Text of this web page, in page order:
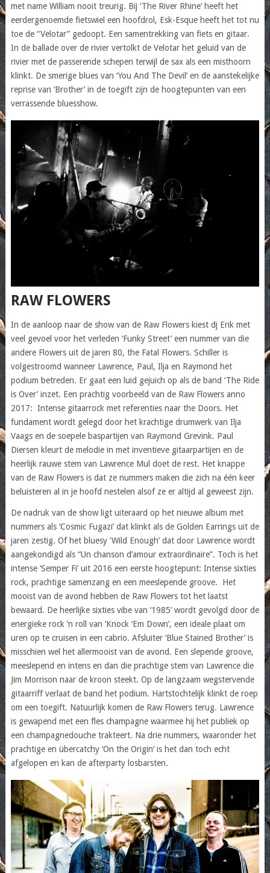
met name William nooit treurig. Bij ‘The River Rhine’ heeft het
eerdergenoemde fietswiel een hoofdrol, Esk-Esque heeft het tot nu
toe de “Velotar” gedoopt. Een samentrekking van fiets en gitaar.
In de ballade over de rivier vertolkt de Velotar het geluid van de
rivier met de passerende schepen terwijl de sax als een misthoorn
klinkt. De smerige blues van ‘You And The Devil’ en de aanstekelijke
reprise van ‘Brother’ in de toegift zijn de hoogtepunten van een
verrassende bluesshow.
RAW FLOWERS
In de aanloop naar de show van de Raw Flowers kiest dj Erik met
veel gevoel voor het verleden ‘Funky Street’ een nummer van die
andere Flowers uit de jaren 80, the Fatal Flowers. Schiller is
volgestroomd wanneer Lawrence, Paul, Ilja en Raymond het
podium betreden. Er gaat een luid gejuich op als de band ‘The Ride
is Over’ inzet. Een prachtig voorbeeld van de Raw Flowers anno
2017: Intense gitaarrock met referenties naar the Doors. Het
fundament wordt gelegd door het krachtige drumwerk van Ilja
Vaags en de soepele baspartijen van Raymond Grevink. Paul
Diersen kleurt de melodie in met inventieve gitaarpartijen en de
heerlijk rauwe stem van Lawrence Mul doet de rest. Het knappe
van de Raw Flowers is dat ze nummers maken die zich na één keer
beluisteren al in je hoofd nestelen alsof ze er altijd al geweest zijn.
De nadruk van de show ligt uiteraard op het nieuwe album met
nummers als ‘Cosmic Fugazi’ dat klinkt als de Golden Earrings uit de
jaren zestig. Of het bluesy ‘Wild Enough’ dat door Lawrence wordt
aangekondigd als “Un chanson d’amour extraordinaire”. Toch is het
intense ‘Semper Fi’ uit 2016 een eerste hoogtepunt: Intense sixties
rock, prachtige samenzang en een meeslepende groove. Het
mooist van de avond hebben de Raw Flowers tot het laatst
bewaard. De heerlijke sixties vibe van ‘1985’ wordt gevolgd door de
energieke rock ’n roll van ‘Knock ‘Em Down’, een ideale plaat om
uren op te cruisen in een cabrio. Afsluiter ‘Blue Stained Brother’ is
misschien wel het allermooist van de avond. Een slepende groove,
meeslepend en intens en dan die prachtige stem van Lawrence die
Jim Morrison naar de kroon steekt. Op de langzaam wegstervende
gitaarriff verlaat de band het podium. Hartstochtelijk klinkt de roep
om een toegift. Natuurlijk komen de Raw Flowers terug. Lawrence
is gewapend met een fles champagne waarmee hij het publiek op
een champagnedouche trakteert. Na drie nummers, waaronder het
prachtige en übercatchy ‘On the Origin’ is het dan toch echt
afgelopen en kan de afterparty losbarsten.